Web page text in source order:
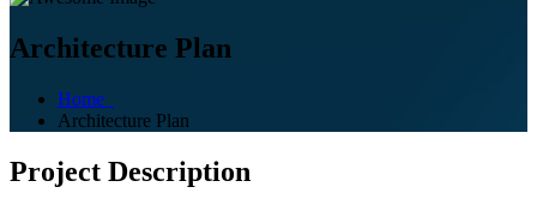
Architecture Plan
Home
Architecture Plan
Project Description